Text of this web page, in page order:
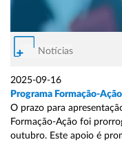
Notícias
2025-09-16
Programa Formação-
O prazo para
Formação-Ação foi
outubro. Este apoio é